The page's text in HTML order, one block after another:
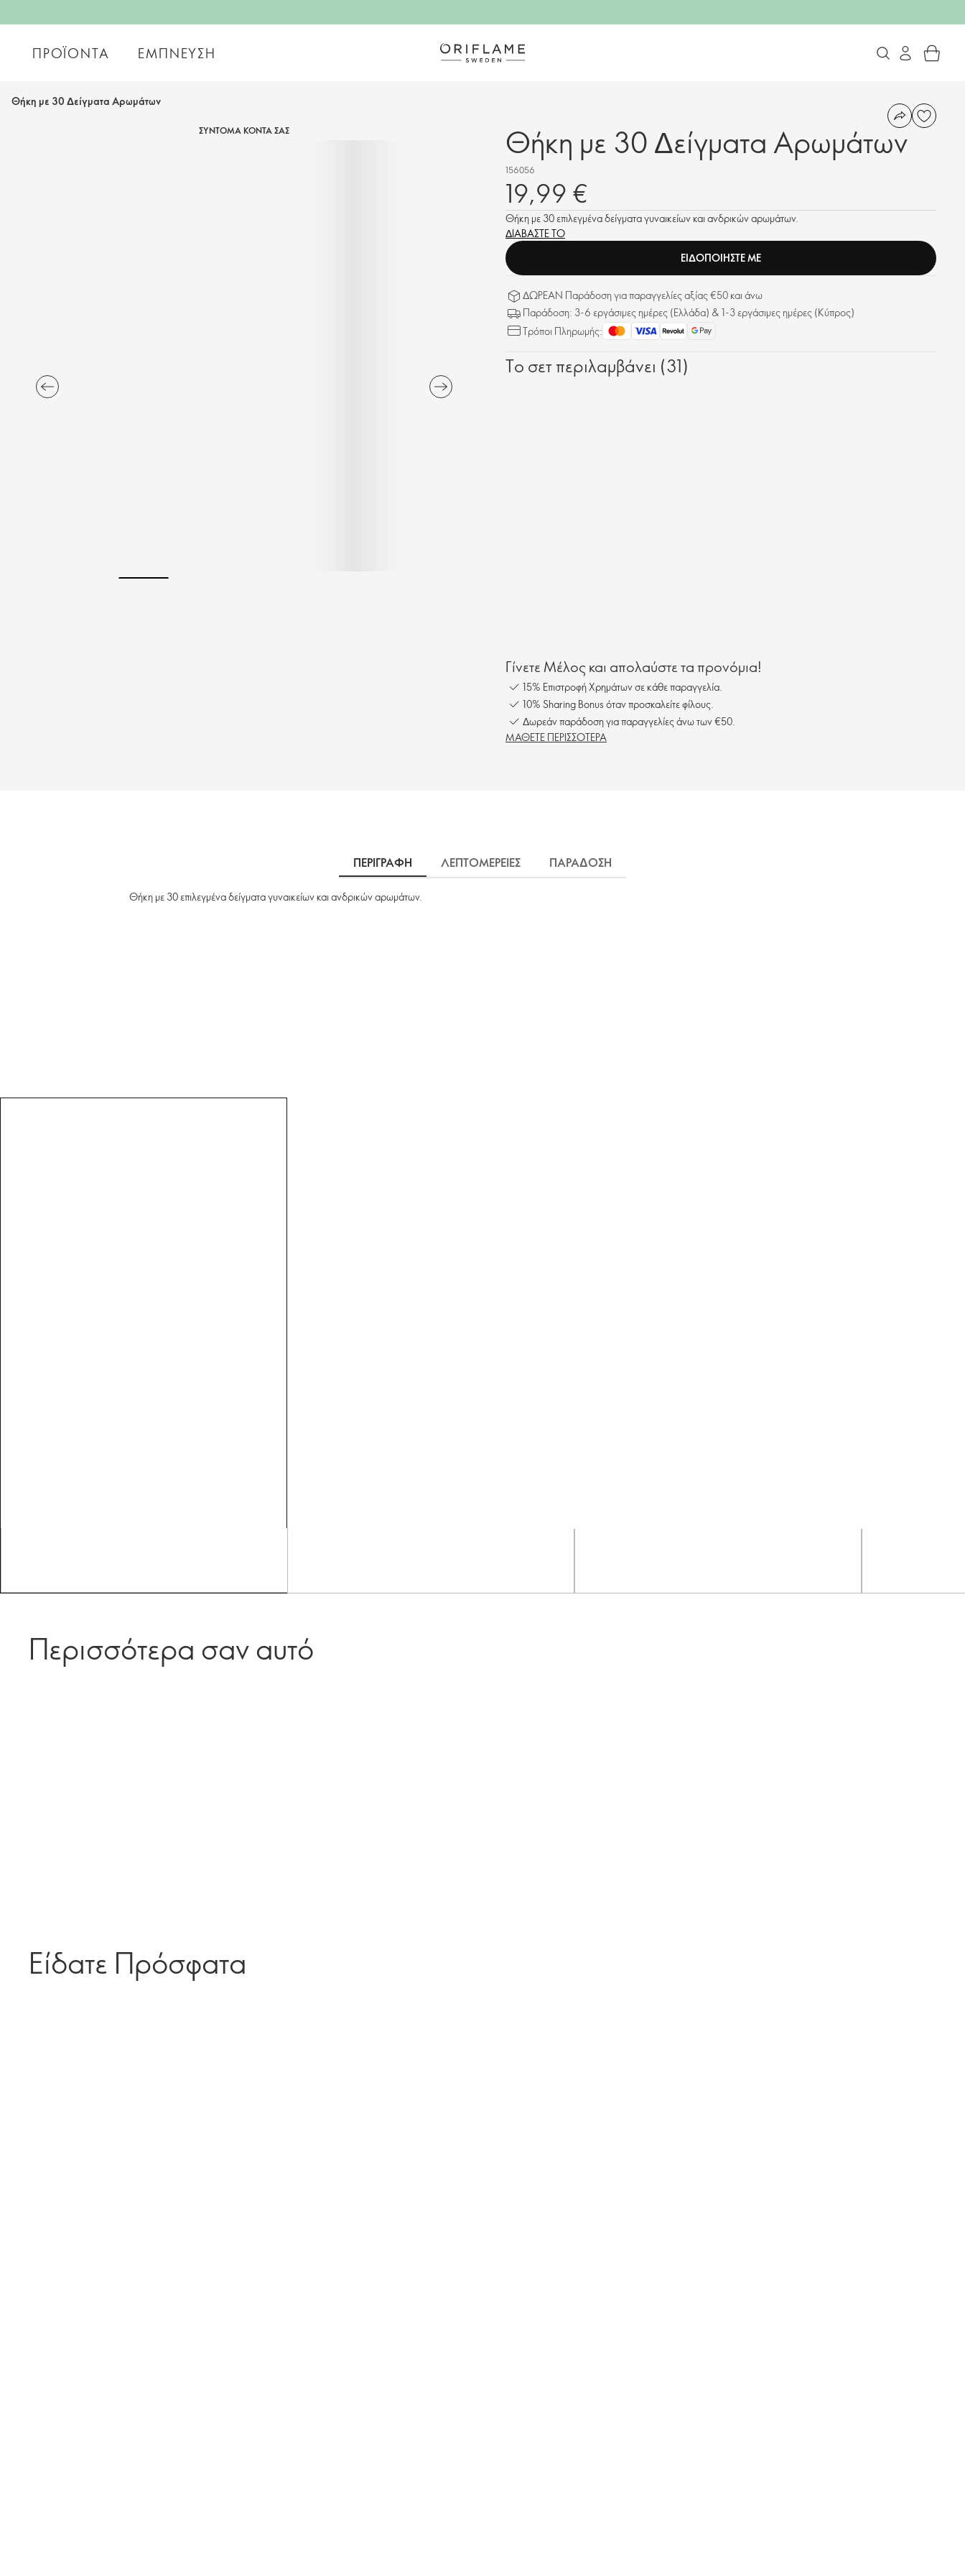
ΠΡΟΪΌΝΤΑ ΈΜΠΝΕΥΣΗ
Θήκη με 30 Δείγματα Αρωμάτων
ΣΥΝΤΟΜΑ ΚΟΝΤΑ ΣΑΣ Θήκη με 30 Δείγματα Αρωμάτων
156056
19,99 €
Θήκη με 30 επιλεγμένα δείγματα γυναικείων και ανδρικών αρωμάτων.
ΔΙΑΒΑΣΤΕ ΤΟ
ΕΙΔΟΠΟΙΗΣΤΕ ΜΕ
ΔΩΡΕΑΝ Παράδοση για παραγγελίες αξίας €50 και άνω
Παράδοση: 3-6 εργάσιμες ημέρες (Ελλάδα) & 1-3 εργάσιμες ημέρες (Κύπρος)
Τρόποι Πληρωμής:
Το σετ περιλαμβάνει (31)
Γίνετε Μέλος και απολαύστε τα προνόμια!
15% Επιστροφή Χρημάτων σε κάθε παραγγελία.
10% Sharing Bonus όταν προσκαλείτε φίλους.
Δωρεάν παράδοση για παραγγελίες άνω των €50.
ΜΑΘΕΤΕ ΠΕΡΙΣΣΟΤΕΡΑ
ΠΕΡΙΓΡΑΦΗ ΛΕΠΤΟΜΕΡΕΙΕΣ ΠΑΡΑΔΟΣΗ
Θήκη με 30 επιλεγμένα δείγματα γυναικείων και ανδρικών αρωμάτων.
Περισσότερα σαν αυτό
Είδατε Πρόσφατα